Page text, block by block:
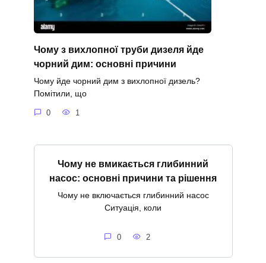
Чому з вихлопної труби дизеля йде
чорний дим: основні причини
Чому йде чорний дим з вихлопної дизель?
Помітили, що
0 1
Чому не вмикається глибинний
насос: основні причини та рішення
Чому не включається глибинний насос
Ситуація, коли
0 2